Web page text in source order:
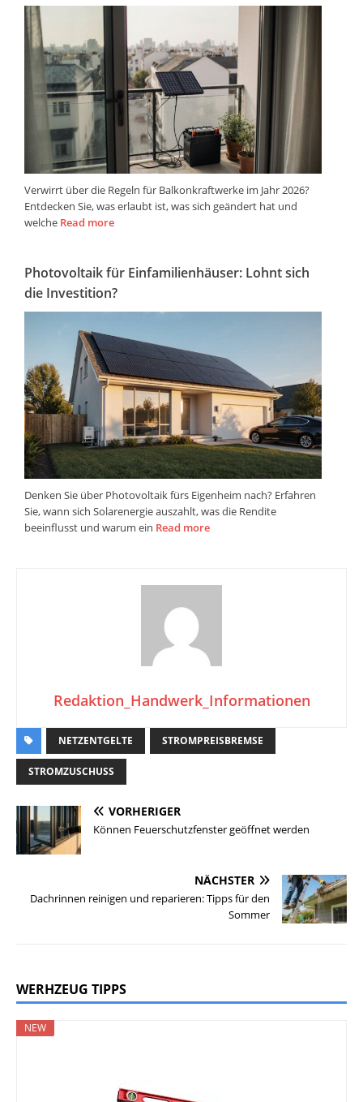
Verwirrt über die Regeln für Balkonkraftwerke im Jahr 2026?
Entdecken Sie, was erlaubt ist, was sich geändert hat und
welche Read more
Photovoltaik für Einfamilienhäuser: Lohnt sich
die Investition?
Denken Sie über Photovoltaik fürs Eigenheim nach? Erfahren
Sie, wann sich Solarenergie auszahlt, was die Rendite
beeinflusst und warum ein Read more
Redaktion_Handwerk_Informationen
NETZENTGELTE STROMPREISBREMSE
STROMZUSCHUSS
VORHERIGER
Können Feuerschutzfenster geöffnet werden
NÄCHSTER
Dachrinnen reinigen und reparieren: Tipps für den
Sommer
WERHZEUG TIPPS
NEW